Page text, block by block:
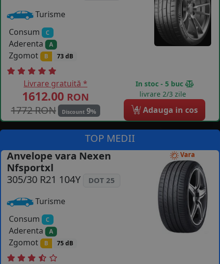
Turisme
Consum
C
Aderenta A
Zgomot B 73 dB
Livrare gratuită *
1612.00 RON
1772 RON
Discount 9%
In stoc - 5 buc
livrare 2/3 zile
4 Adauga in cos
TOP MEDII
Vara
Anvelope vara Nexen
Nfsportxl
305/30 R21 104Y
DOT 25
Turisme
Consum
C
Aderenta A
Zgomot B 75 dB